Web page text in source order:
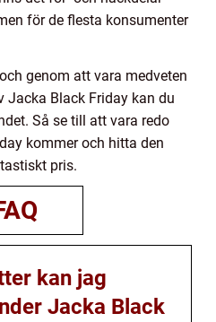
för de flesta konsumenter
genom att vara medveten
Jacka Black Friday kan du
Så se till att vara redo
kommer och hitta den
pris.
kan jag
Jacka Black